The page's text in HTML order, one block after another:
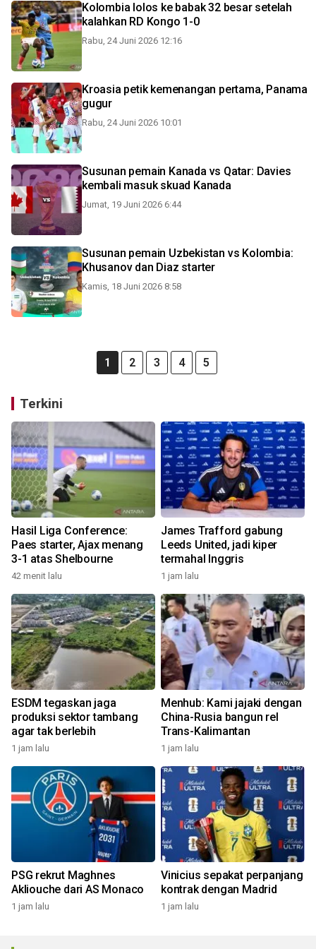
Kolombia lolos ke babak 32 besar setelah
kalahkan RD Kongo 1-0
Rabu, 24 Juni 2026 12:16
Kroasia petik kemenangan pertama, Panama
gugur
Rabu, 24 Juni 2026 10:01
Susunan pemain Kanada vs Qatar: Davies
kembali masuk skuad Kanada
Jumat, 19 Juni 2026 6:44
Susunan pemain Uzbekistan vs Kolombia:
Khusanov dan Diaz starter
Kamis, 18 Juni 2026 8:58
1 2 3 4 5
Terkini
Hasil Liga Conference:
Paes starter, Ajax menang
3-1 atas Shelbourne
42 menit lalu
James Trafford gabung
Leeds United, jadi kiper
termahal Inggris
1 jam lalu
ESDM tegaskan jaga
produksi sektor tambang
agar tak berlebih
1 jam lalu
Menhub: Kami jajaki dengan
China-Rusia bangun rel
Trans-Kalimantan
1 jam lalu
PSG rekrut Maghnes
Akliouche dari AS Monaco
1 jam lalu
Vinicius sepakat perpanjang
kontrak dengan Madrid
1 jam lalu